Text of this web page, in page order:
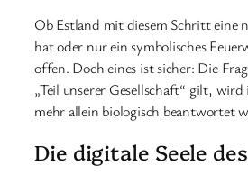
Ob Estland mit diesem Schritt eine
hat oder nur ein symbolisches
offen. Doch eines ist sicher: Die
„Teil unserer Gesellschaft“ gilt,
mehr allein biologisch beantwortet
Die digitale Seele